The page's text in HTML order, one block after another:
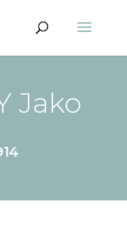
Jako